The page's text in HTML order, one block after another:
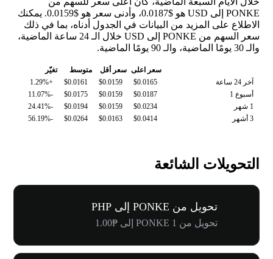
PONKE إلى USD هو $0.0187، وأدنى سعر هو $0.0159. يمكنك
الاطلاع على المزيد من البيانات في الجدول أدناه، بما في ذلك
سعر السهم من PONKE إلى USD خلال الـ 24 ساعة الماضية،
والـ 30 يومًا الماضية، والـ 90 يومًا الماضية.
سعر اعلى سعر أقل متوسط
تغيّر
آخر 24 ساعة
$0.0165
$0.0159
$0.0161
+1.29%
أسبوع 1
$0.0187
$0.0159
$0.0175
-11.07%
1 شهر
$0.0234
$0.0159
$0.0194
-24.41%
3 أشهر
$0.0414
$0.0163
$0.0264
-56.19%
التحويلات الشائعة
تحويل من PONKE إلى PHP
تحويل من 1 PONKE إلى ₱1.00